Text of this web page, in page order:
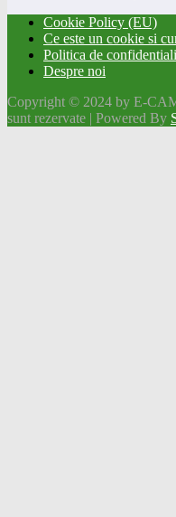
Cookie Policy (EU)
Ce este un cookie si
Politica de
Despre noi
Copyright © 2024 by E-
sunt rezervate | Powered By